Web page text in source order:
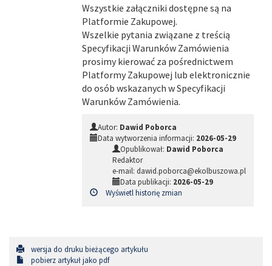
Wszystkie załączniki dostępne są na
Platformie Zakupowej.
Wszelkie pytania związane z treścią
Specyfikacji Warunków Zamówienia
prosimy kierować za pośrednictwem
Platformy Zakupowej lub elektronicznie
do osób wskazanych w Specyfikacji
Warunków Zamówienia.
Autor: Dawid Poborca
Data wytworzenia informacji: 2026-05-29
Opublikował: Dawid Poborca
Redaktor
e-mail: dawid.poborca@ekolbuszowa.pl
Data publikacji: 2026-05-29
Wyświetl historię zmian
wersja do druku bieżącego artykułu
pobierz artykuł jako pdf